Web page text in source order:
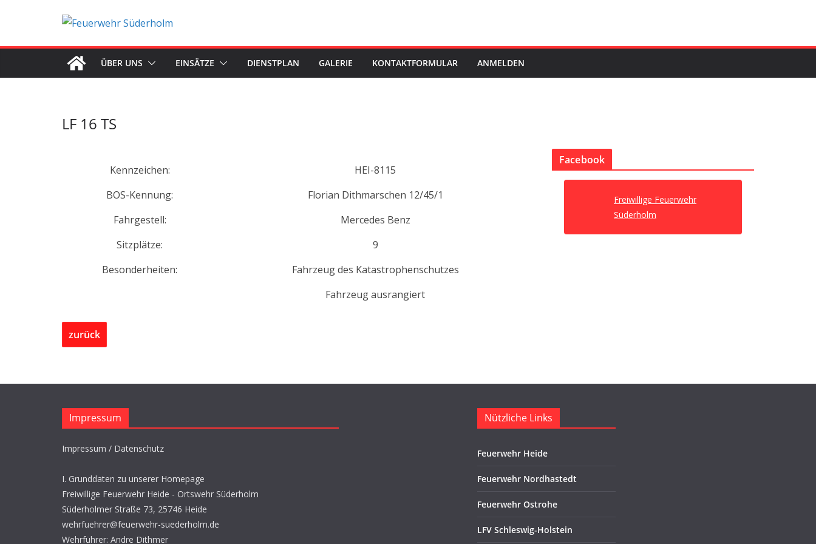
ÜBER UNS EINSÄTZE DIENSTPLAN GALERIE KONTAKTFORMULAR ANMELDEN
LF 16 TS
Kennzeichen:
HEI-8115
BOS-Kennung:
Florian Dithmarschen 12/45/1
Fahrgestell:
Mercedes Benz
Sitzplätze:
9
Besonderheiten:
Fahrzeug des Katastrophenschutzes
Fahrzeug ausrangiert
zurück
Facebook
Freiwillige Feuerwehr
Süderholm
Impressum
Impressum / Datenschutz
I. Grunddaten zu unserer Homepage
Freiwillige Feuerwehr Heide - Ortswehr Süderholm
Süderholmer Straße 73, 25746 Heide
wehrfuehrer@feuerwehr-suederholm.de
Wehrführer: Andre Dithmer
Nützliche Links
Feuerwehr Heide
Feuerwehr Nordhastedt
Feuerwehr Ostrohe
LFV Schleswig-Holstein